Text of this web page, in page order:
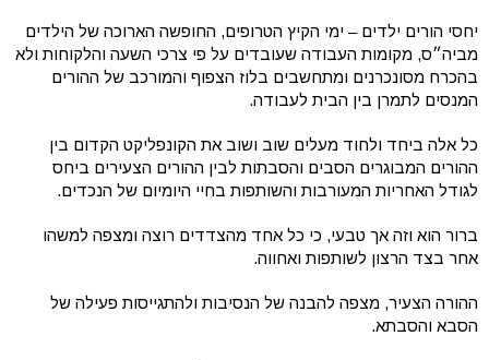
יחסי הורים ילדים – ימי הקיץ הטרופים, החופשה הארוכה של הילדים
מביה״ס, מקומות העבודה שעובדים על פי צרכי השעה והלקוחות ולא
בהכרח מסונכרנים ומתחשבים בלוז הצפוף והמורכב של ההורים
המנסים לתמרן בין הבית לעבודה.
כל אלה ביחד ולחוד מעלים שוב ושוב את הקונפליקט הקדום בין
ההורים המבוגרים הסבים והסבתות לבין ההורים הצעירים ביחס
לגודל האחריות המעורבות והשותפות בחיי היומיום של הנכדים.
ברור הוא וזה אך טבעי, כי כל אחד מהצדדים רוצה ומצפה למשהו
אחר בצד הרצון לשותפות ואחווה.
ההורה הצעיר, מצפה להבנה של הנסיבות ולהתגייסות פעילה של
הסבא והסבתא.